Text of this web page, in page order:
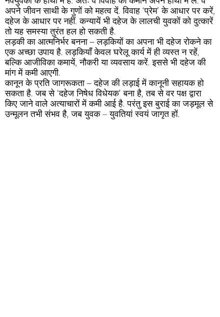
अपने जीवन साथी के गुणों को महत्व दें. विवाह ‘प्रेम’ के आधार पर करें,
दहेज के आधार पर नहीं. कन्यायें भी दहेज के लालची युवकों को दुत्कारें
तो यह समस्या तुरंत हल हो सकती है.
लड़की का आत्मनिर्भर बनना –लड़कियों का अपना भी दहेज रोकने का
एक अच्छा उपाय है. लड़कियाँ केवल घरेलू कार्य में ही व्यस्त न रहें,
बल्कि आजीविका कमायें, नौकरी या व्यवसाय करें. इससे भी दहेज की
मांग में कमी आएगी.
कानून के प्रति जागरूकता –दहेज की लड़ाई में कानूनी सहायक हो
सकता है. जब से ‘दहेज निषेध विधेयक’ बना है, तब से वर पक्ष द्वारा
किए जाने वाले अत्याचारों में कमी आई है. परंतु इस बुराई का जड़मूल से
उन्मूलन तभी संभव है, जब युवक – युवतियां स्वयं जागृत हों.